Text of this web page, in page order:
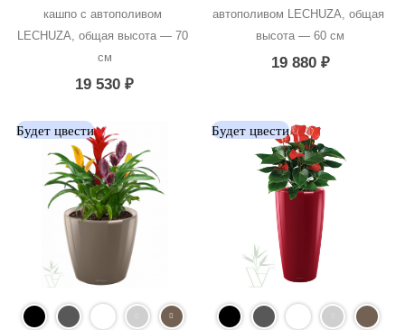
кашпо с автополивом
LECHUZA, общая высота — 70
см
19 530₽
автополивом LECHUZA, общая
высота — 60 см
19 880 ₽
Будет цвести Будет цвести